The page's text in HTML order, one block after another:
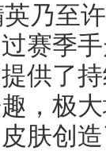
乃至
赛季
供了
，极
肤创